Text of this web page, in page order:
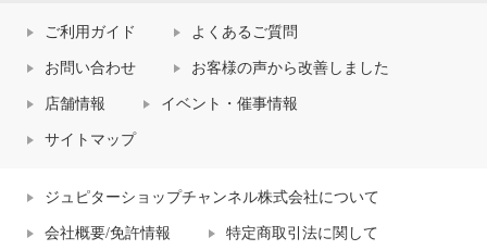
ご利用ガイド よくあるご質問
お問い合わせ お客様の声から改善しました
店舗情報 イベント・催事情報
サイトマップ
ジュピターショップチャンネル株式会社について
会社概要/免許情報 特定商取引法に関して